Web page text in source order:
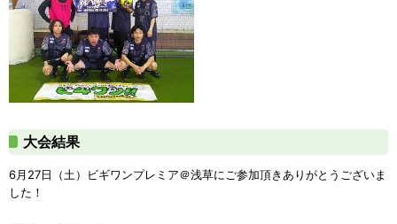
大会結果
6月27日（土）ビギワンプレミア＠浅草にご参加頂きありがとうございま
した！